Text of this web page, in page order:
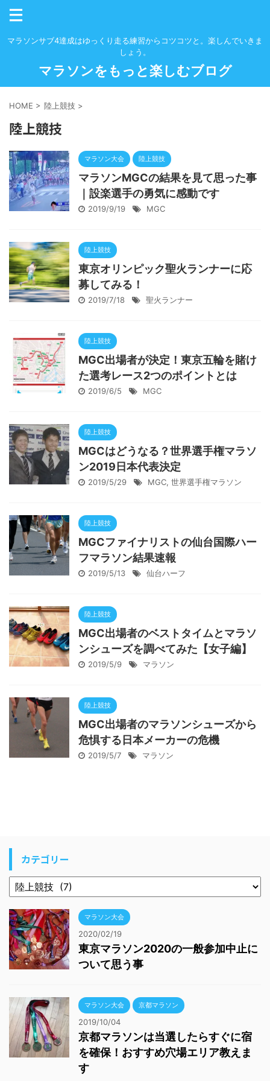
マラソンサブ4達成はゆっくり走る練習からコツコツと。楽しんでいきま
しょう。
マラソンをもっと楽しむブログ
HOME > 陸上競技 >
陸上競技
マラソン大会 陸上競技
マラソンMGCの結果を見て思った事
｜設楽選手の勇気に感動です
2019/9/19 MGC
陸上競技
東京オリンピック聖火ランナーに応
募してみる！
2019/7/18 聖火ランナー
陸上競技
MGC出場者が決定！東京五輪を賭け
た選考レース2つのポイントとは
2019/6/5 MGC
陸上競技
MGCはどうなる？世界選手権マラソ
ン2019日本代表決定
2019/5/29 MGC, 世界選手権マラソン
陸上競技
MGCファイナリストの仙台国際ハー
フマラソン結果速報
2019/5/13 仙台ハーフ
陸上競技
MGC出場者のベストタイムとマラソ
ンシューズを調べてみた【女子編】
2019/5/9 マラソン
陸上競技
MGC出場者のマラソンシューズから
危惧する日本メーカーの危機
2019/5/7 マラソン
カテゴリー
マラソン大会
2020/02/19
東京マラソン2020の一般参加中止に
ついて思う事
マラソン大会 京都マラソン
2019/10/04
京都マラソンは当選したらすぐに宿
を確保！おすすめ穴場エリア教えま
す